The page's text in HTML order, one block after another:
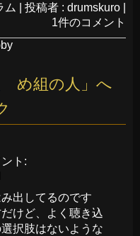
ム 投稿者 : drumskuro
1件のコメント
め組の人 」へ
ト:
出してるのです
けど、よく聴き込
択肢はないような